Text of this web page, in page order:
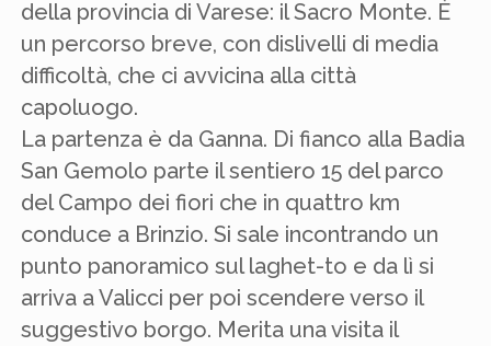
della provincia di Varese: il Sacro Monte. È
un percorso breve, con dislivelli di media
difficoltà, che ci avvicina alla città
capoluogo.
La partenza è da Ganna. Di fianco alla Badia
San Gemolo parte il sentiero 15 del parco
del Campo dei fiori che in quattro km
conduce a Brinzio. Si sale incontrando un
punto panoramico sul laghet-to e da lì si
arriva a Valicci per poi scendere verso il
suggestivo borgo. Merita una visita il